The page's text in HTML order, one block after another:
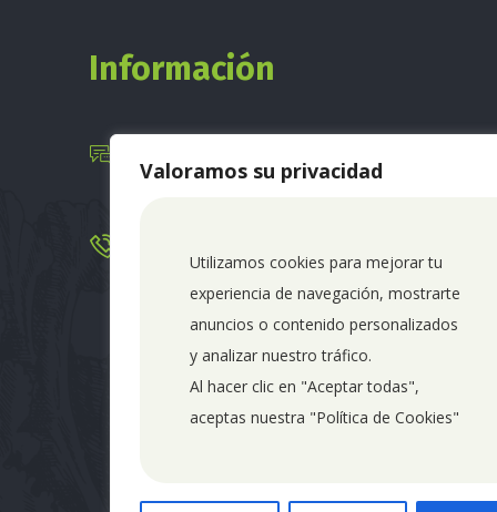
Valoramos su privacidad
Utilizamos cookies para mejorar tu
experiencia de navegación, mostrarte
anuncios o contenido personalizados
y analizar nuestro tráfico.
Al hacer clic en "Aceptar todas",
aceptas nuestra "Política de Cookies"
Información
info@comebien.es
688 842 937
Recuerda nuestro horario de atención:
9:00 a 19:00h